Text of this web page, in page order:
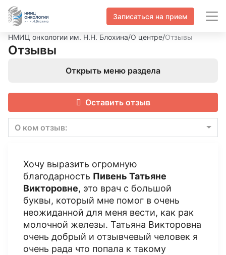
Записаться на прием
НМИЦ онкологии им. Н.Н. Блохина/О центре/Отзывы
Отзывы
Открыть меню раздела
Оставить отзыв
О ком отзыв:
Хочу выразить огромную
благодарность Пивень Татьяне
Викторовне, это врач с большой
буквы, который мне помог в очень
неожиданной для меня вести, как рак
молочной железы. Татьяна Викторовна
очень добрый и отзывчевый человек я
очень рада что попала к такому